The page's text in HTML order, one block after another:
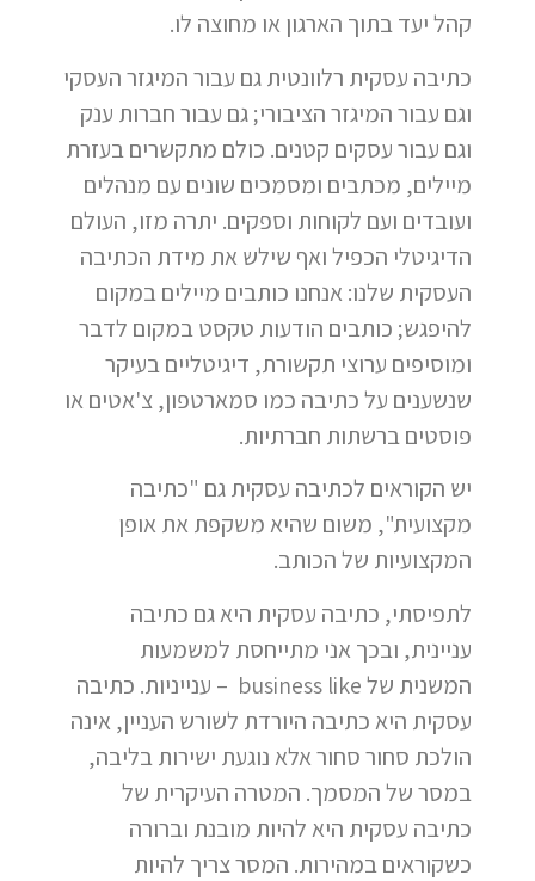
קהל יעד בתוך הארגון או מחוצה לו.
כתיבה עסקית רלוונטית גם עבור המיגזר העסקי
וגם עבור המיגזר הציבורי; גם עבור חברות ענק
וגם עבור עסקים קטנים. כולם מתקשרים בעזרת
מיילים, מכתבים ומסמכים שונים עם מנהלים
ועובדים ועם לקוחות וספקים. יתרה מזו, העולם
הדיגיטלי הכפיל ואף שילש את מידת הכתיבה
העסקית שלנו: אנחנו כותבים מיילים במקום
להיפגש; כותבים הודעות טקסט במקום לדבר
ומוסיפים ערוצי תקשורת, דיגיטליים בעיקר
שנשענים על כתיבה כמו סמארטפון, צ'אטים או
פוסטים ברשתות חברתיות.
יש הקוראים לכתיבה עסקית גם "כתיבה
מקצועית", משום שהיא משקפת את אופן
המקצועיות של הכותב.
לתפיסתי, כתיבה עסקית היא גם כתיבה
עניינית, ובכך אני מתייחסת למשמעות
המשנית של business like – ענייניות. כתיבה
עסקית היא כתיבה היורדת לשורש העניין, אינה
הולכת סחור סחור אלא נוגעת ישירות בליבה,
במסר של המסמך. המטרה העיקרית של
כתיבה עסקית היא להיות מובנת וברורה
כשקוראים במהירות. המסר צריך להיות